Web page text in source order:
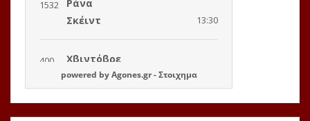
powered byAgones.gr-Στοιχημα